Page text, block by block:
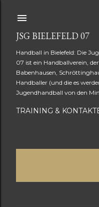
JSG BIELEFELD 07
Handball in Bielefeld: Die
07 ist ein Handballverein,
Babenhausen,
Handballer (und die es
Jugendhandball von den
TRAINING &